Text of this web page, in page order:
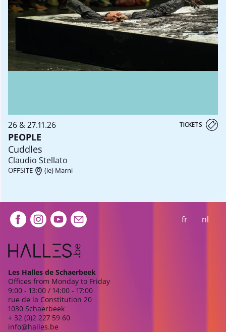
26 & 27.11.26 TICKETS
PEOPLE
Cuddles
Claudio Stellato
OFFSITE (le) Marni
Extra navigation fr nl
Les Halles de Schaerbeek
Offices from Monday to Friday
9:00 - 13:00 / 14:00 - 17:00
rue de la Constitution 20
1030 Schaerbeek
+ 32 (0)2 227 59 60
info@halles.be